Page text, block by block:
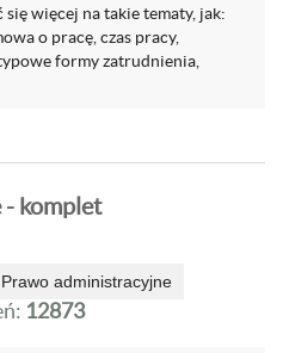
więcej na takie tematy, jak:
o pracę, czas pracy,
formy zatrudnienia,
- komplet
Prawo administracyjne
12873